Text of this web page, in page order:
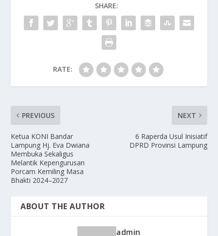
SHARE:
RATE:
PREVIOUS
Ketua KONI Bandar
Lampung Hj. Eva Dwiana
Membuka Sekaligus
Melantik Kepengurusan
Porcam Kemiling Masa
Bhakti 2024–2027
NEXT
6 Raperda Usul Inisiatif
DPRD Provinsi Lampung
ABOUT THE AUTHOR
admin